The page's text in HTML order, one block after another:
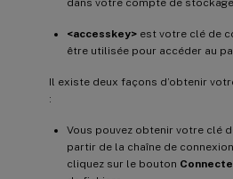
dans votre compte de
<accesskey> est votre clé de
être utilisée pour accéder au
Il existe deux façons d’obtenir
:
Vous pouvez obtenir votre clé
partir de la chaîne de
cliquez sur le bouton